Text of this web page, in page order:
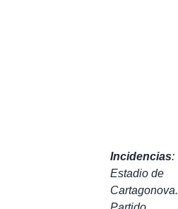
Incidencias:
Estadio de
Cartagonova.